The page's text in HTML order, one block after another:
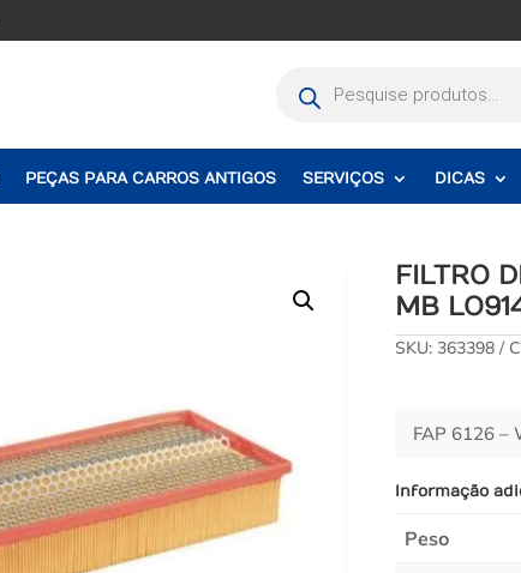
produtos
PEÇAS PARA CARROS ANTIGOS SERVIÇOS DICAS
FILTRO
MB
SKU: 363398
FAP 6126 –
Informação
Peso